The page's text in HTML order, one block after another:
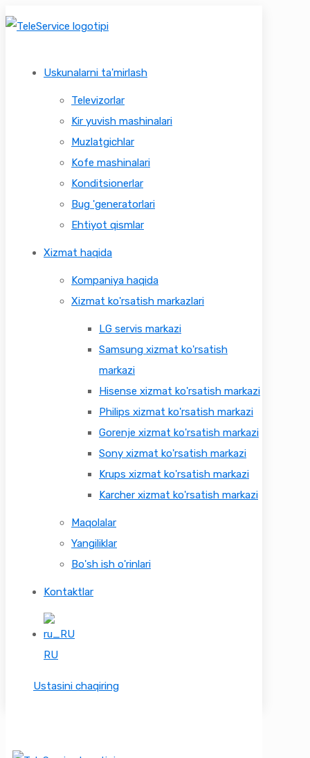
Uskunalarni ta'mirlash
Televizorlar
Kir yuvish mashinalari
Muzlatgichlar
Kofe mashinalari
Konditsionerlar
Bug 'generatorlari
Ehtiyot qismlar
Xizmat haqida
Kompaniya haqida
Xizmat ko'rsatish markazlari
LG servis markazi
Samsung xizmat ko'rsatish
markazi
Hisense xizmat ko'rsatish markazi
Philips xizmat ko'rsatish markazi
Gorenje xizmat ko'rsatish markazi
Sony xizmat ko'rsatish markazi
Krups xizmat ko'rsatish markazi
Karcher xizmat ko'rsatish markazi
Maqolalar
Yangiliklar
Bo'sh ish o'rinlari
Kontaktlar
RU
Ustasini chaqiring